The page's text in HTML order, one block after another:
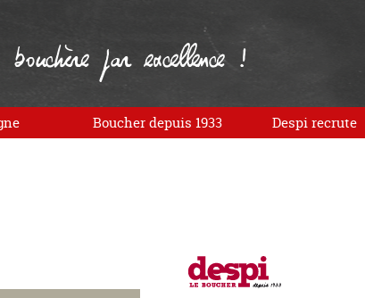
par excellence !
Boucher depuis 1933 Despi recrute